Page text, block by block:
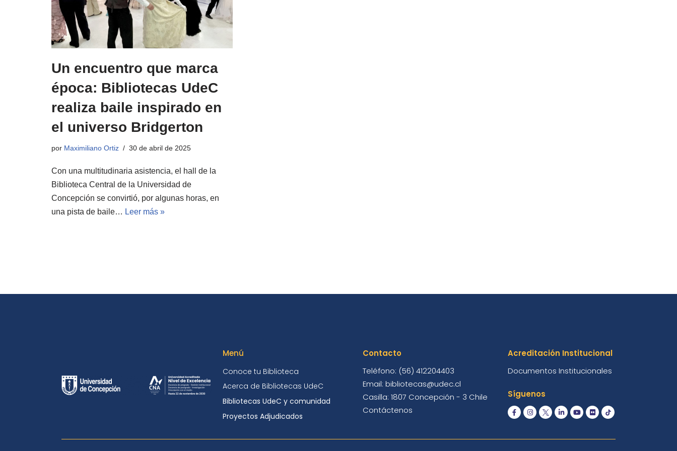
Un encuentro que marca
época: Bibliotecas UdeC
realiza baile inspirado en
el universo Bridgerton
por Maximiliano Ortiz 30 de abril de 2025
Con una multitudinaria asistencia, el hall de la
Biblioteca Central de la Universidad de
Concepción se convirtió, por algunas horas, en
una pista de baile… Leer más »
Menú
Conoce tu Biblioteca
Acerca de Bibliotecas UdeC
Bibliotecas UdeC y comunidad
Proyectos Adjudicados
Contacto
Teléfono: (56) 412204403
Email: bibliotecas@udec.cl
Casilla: 1807 Concepción - 3 Chile
Contáctenos
Acreditación Institucional
Documentos Institucionales
Síguenos